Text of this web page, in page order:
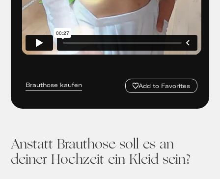
Brauthose kaufen Add to Favorites
Anstatt Brauthose soll es an
deiner Hochzeit ein Kleid sein?